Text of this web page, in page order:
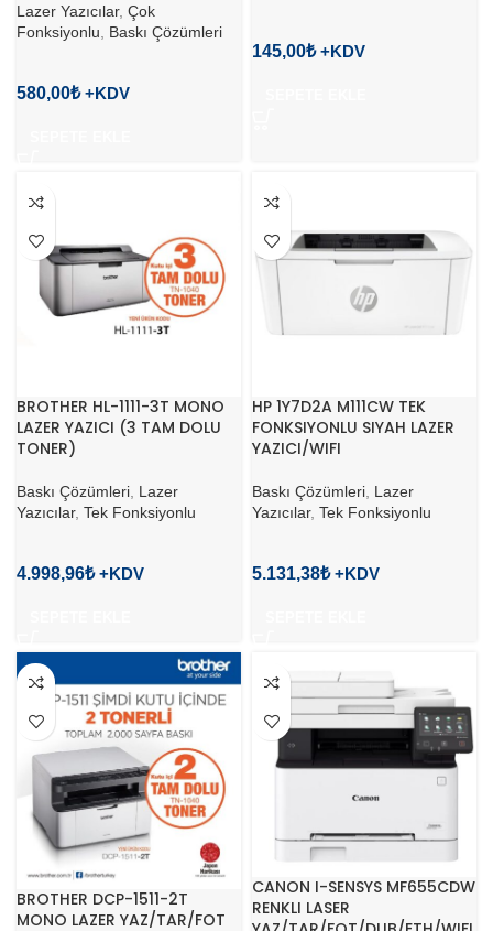
Lazer Yazıcılar, Çok
Fonksiyonlu
Baskı Çözümleri
580,00₺
145,00₺
BROTHER HL-1111-3T MONO
LAZER YAZICI (3 TAM DOLU
TONER)
Baskı Çözümleri Lazer
Yazıcılar, Tek Fonksiyonlu
4.998,96₺
HP 1Y7D2A M111CW TEK
FONKSIYONLU SIYAH LAZER
YAZICI/WIFI
Baskı Çözümleri Lazer
Yazıcılar, Tek Fonksiyonlu
5.131,38₺
BROTHER DCP-1511-2T
MONO LAZER YAZ/TAR/FOT
CANON I-SENSYS MF655CDW
RENKLI LASER